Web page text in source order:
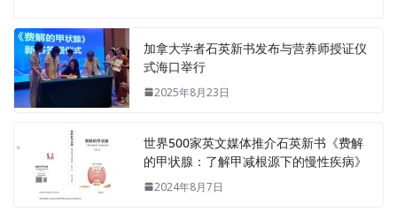
加拿大学者石英新书发布与营养师授证仪
式海口举行
2025年8月23日
世界500家英文媒体推介石英新书《费解
的甲状腺：了解甲减根源下的慢性疾病》
2024年8月7日